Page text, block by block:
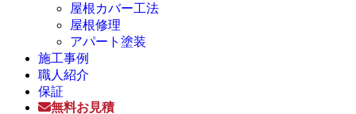
屋根カバー工法
屋根修理
アパート塗装
施工事例
職人紹介
保証
無料お見積